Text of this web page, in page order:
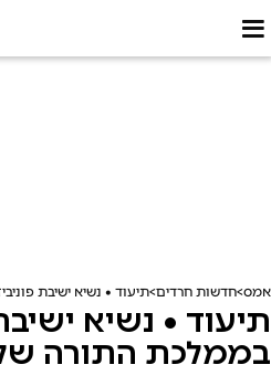
אמס חדשות חרדים תיעוד • נשיא ישיבת
תיעוד • נשיא
בממלכת התורה של